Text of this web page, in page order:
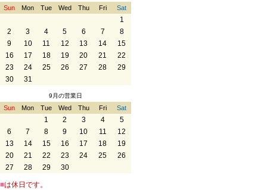
Sun Mon Tue Wed Thu Fri Sat
1
2
3 4 5 6 7
8
9
10 11 12 13 14
15
16
17 18 19 20 21
22
23
24 25 26 27 28
29
30
31
9月の営業日
Sun Mon Tue Wed Thu Fri Sat
1 2 3 4
5
6
7 8 9 10 11
12
13
14 15 16 17 18
19
20
21 22 23 24 25
26
27
28 29 30
■は休日です。